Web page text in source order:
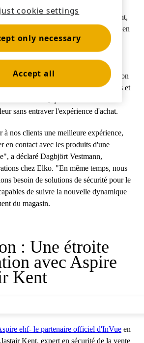
présenter plus de marchandises et
meilleur accès aux produits. Cependant,
ouvert a créé de nouveaux défis en
solutions de sécurité précédentes
de fausses alarmes et
des clients. Les méthodes de
n'étaient plus adaptées à l'évolution
besoin de solutions antivol modernes et
de détail, qui sécuriseraient les
sans entraver l'expérience d'achat.
nos clients une meilleure expérience,
en contact avec les produits d'une
a déclaré Dagbjört Vestmann,
chez Elko. "En même temps, nous
besoin de solutions de sécurité pour le
de suivre la nouvelle dynamique
du magasin.
: Une étroite
avec Aspire
Kent
ehf- le partenaire officiel d'InVue en
Kent, expert en sécurité de la vente
cookie settings
only necessary
Accept all